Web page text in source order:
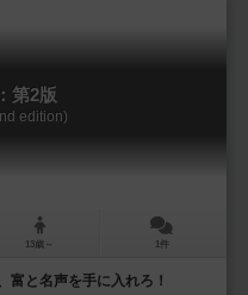
第2版
edition)
13歳～ 1件
と名声を手に入れろ！